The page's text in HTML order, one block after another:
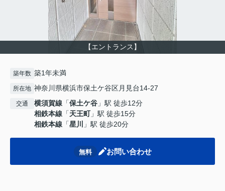
【エントランス】
築年数 築1年未満
所在地 神奈川県横浜市保土ケ谷区月見台14-27
交通 横須賀線 「保土ケ谷 」駅 徒歩12分
相鉄本線 「天王町」駅 徒歩15分
相鉄本線 「星川 」駅 徒歩20分
無料 お問い合わせ